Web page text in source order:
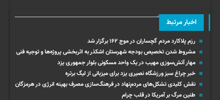
اخبار مرتبط
رزم پلاکارد مردم گچساران در موج ۱۶۲ برگزار شد
مشروط شدن تخصیص بودجه شهرستان اشکذر به اثربخشی پروژه‌ها و توجیه فنی
مهار آتش‌سوزی مهیب در یک واحد مسکونی بلوار جمهوری یزد
خبر چراغ سبز ورزشگاه نصیری یزد برای میزبانی از لیگ برتره
نقش کلیدی تشکل‌های مردم‌نهاد در فرهنگ‌سازی مصرف بهینه انرژی در هرمزگان
طنین مرگ بر آمریکا در قلب چرام